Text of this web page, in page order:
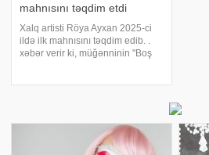
mahnısını təqdim etdi
Xalq artisti Röya Ayxan 2025-ci
ildə ilk mahnısını təqdim edib. .
xəbər verir ki, müğənninin "Boş